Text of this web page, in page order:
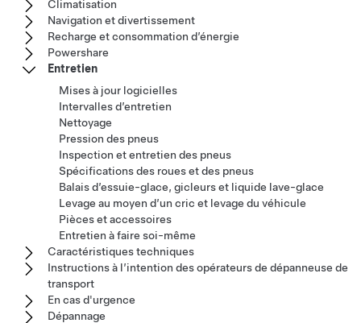
Climatisation
Navigation et divertissement
Recharge et consommation d’énergie
Powershare
Entretien
Mises à jour logicielles
Intervalles d’entretien
Nettoyage
Pression des pneus
Inspection et entretien des pneus
Spécifications des roues et des pneus
Balais d’essuie-glace, gicleurs et liquide lave-glace
Levage au moyen d’un cric et levage du véhicule
Pièces et accessoires
Entretien à faire soi-même
Caractéristiques techniques
Instructions à l’intention des opérateurs de dépanneuse de
transport
En cas d'urgence
Dépannage